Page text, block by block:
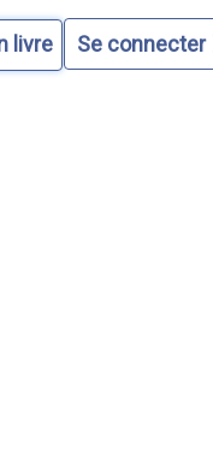
Se connecter